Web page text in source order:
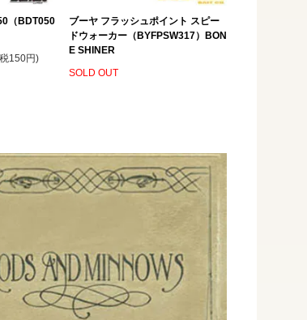
（BDT050
150円)
ブーヤ フラッシュポイント スピー
ドウォーカー（BYFPSW317）BON
E SHINER
SOLD OUT